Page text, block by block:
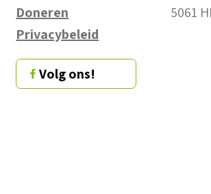
Doneren
Privacybeleid
Volg ons!
5061